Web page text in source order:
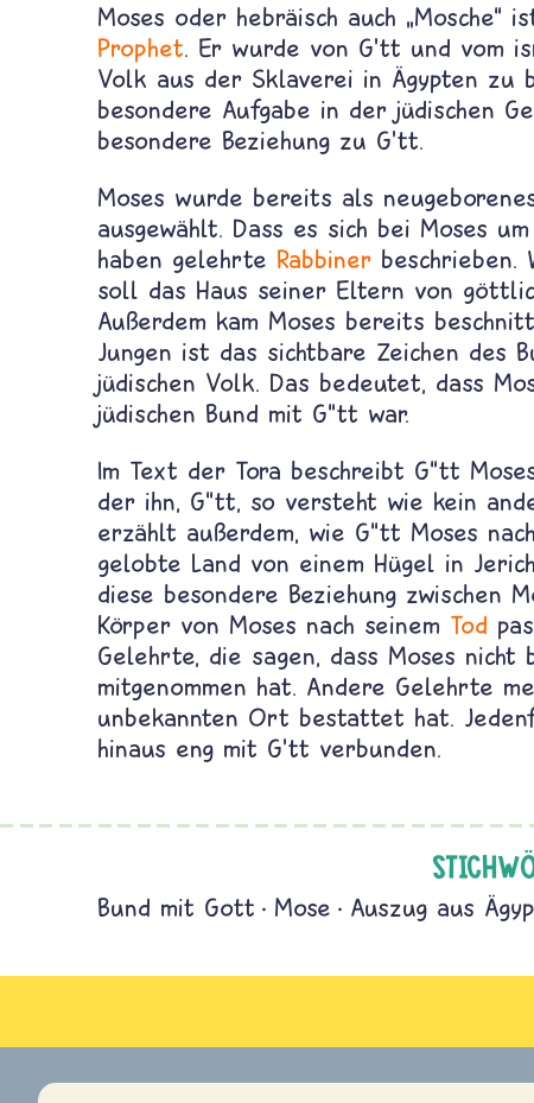
Moses oder hebräisch auch „Mosche“
Prophet. Er wurde von G'tt und vom
Volk aus der Sklaverei in Ägypten zu
besondere Aufgabe in der jüdischen
besondere Beziehung zu G'tt.
Moses wurde bereits als
ausgewählt. Dass es sich bei Moses
haben gelehrte Rabbiner beschrieben.
soll das Haus seiner Eltern von
Außerdem kam Moses bereits
Jungen ist das sichtbare Zeichen des
jüdischen Volk. Das bedeutet, dass
jüdischen Bund mit G“tt war.
Im Text der Tora beschreibt G“tt
der ihn, G“tt, so versteht wie kein
erzählt außerdem, wie G“tt Moses
gelobte Land von einem Hügel in
diese besondere Beziehung zwischen
Körper von Moses nach seinem Tod
Gelehrte, die sagen, dass Moses
mitgenommen hat. Andere Gelehrte
unbekannten Ort bestattet hat.
hinaus eng mit G'tt verbunden.
Bund mit Gott Mose Auszug aus